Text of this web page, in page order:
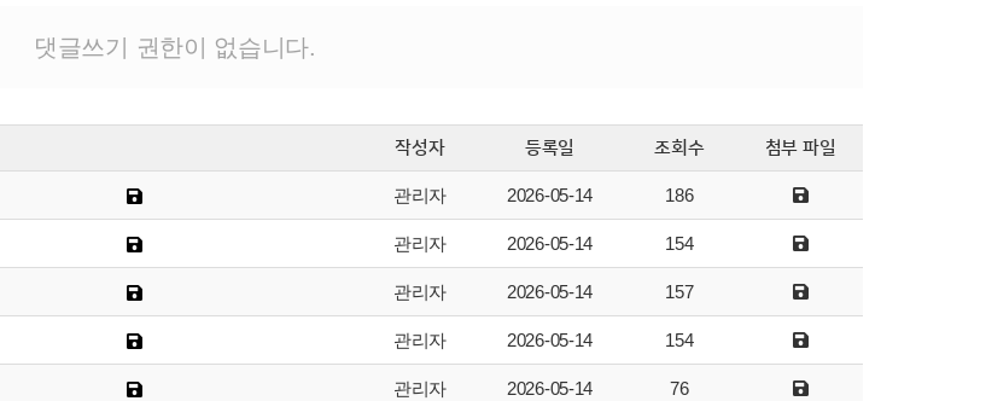
댓글쓰기 권한이 없습니다.
작성자 등록일 조회수 첨부 파일
관리자 2026-05-14 186
관리자 2026-05-14 154
관리자 2026-05-14 157
관리자 2026-05-14 154
관리자 2026-05-14 76